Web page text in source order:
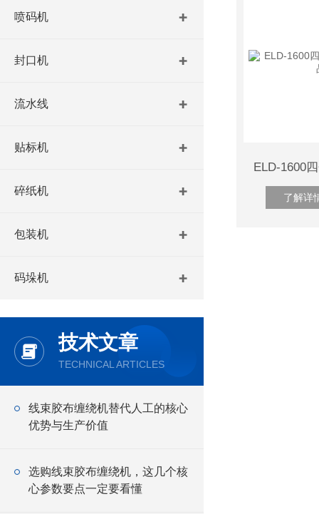
喷码机
封口机
流水线
贴标机
碎纸机
包装机
码垛机
技术文章
TECHNICAL ARTICLES
线束胶布缠绕机替代人工的核心
优势与生产价值
选购线束胶布缠绕机，这几个核
心参数要点一定要看懂
了解详